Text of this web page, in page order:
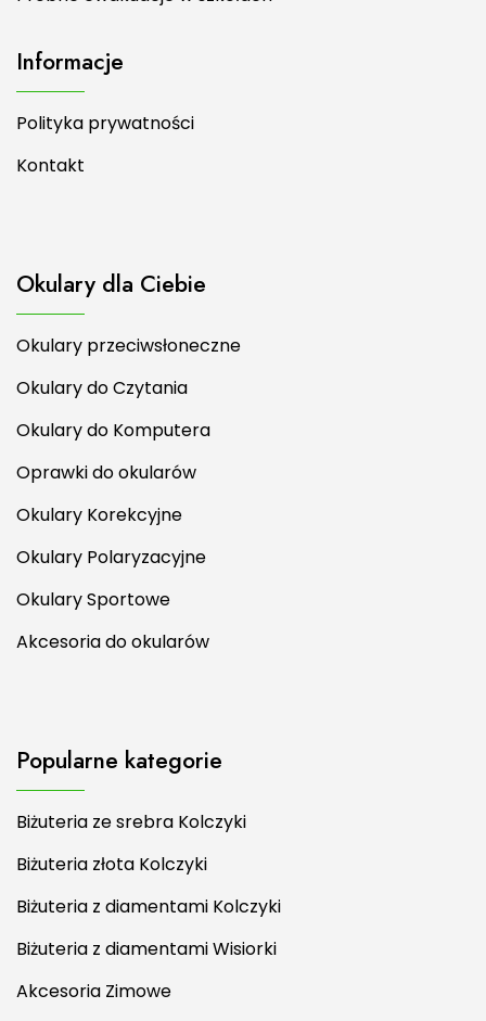
Informacje
Polityka prywatności
Kontakt
Okulary dla Ciebie
Okulary przeciwsłoneczne
Okulary do Czytania
Okulary do Komputera
Oprawki do okularów
Okulary Korekcyjne
Okulary Polaryzacyjne
Okulary Sportowe
Akcesoria do okularów
Popularne kategorie
Biżuteria ze srebra Kolczyki
Biżuteria złota Kolczyki
Biżuteria z diamentami Kolczyki
Biżuteria z diamentami Wisiorki
Akcesoria Zimowe